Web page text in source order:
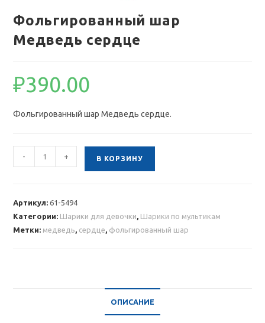
Фольгированный шар
Медведь сердце
₽390.00
Фольгированный шар Медведь сердце.
Количество
товара
сердце
- + В КОРЗИНУ
Артикул:61-5494
Категории: Шарики для девочки, Шарики по мультикам
Метки: медведь, сердце, фольгированный шар
ОПИСАНИЕ